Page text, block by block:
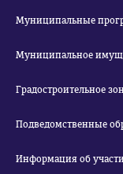
Муниципальные
Муниципальное
Градостроительное
Подведомственные
Информация об